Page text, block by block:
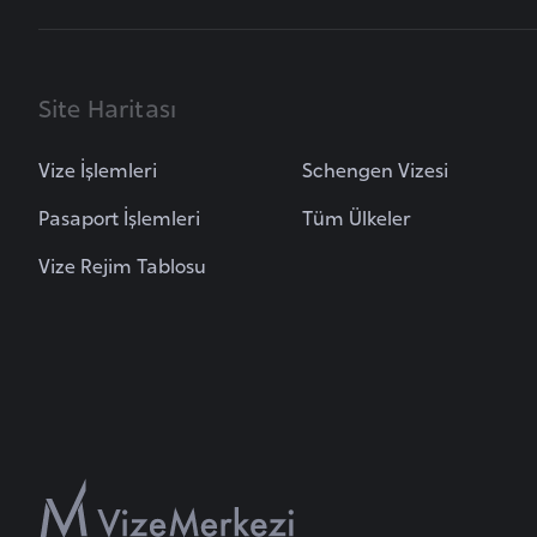
Site Haritası
Vize İşlemleri
Pasaport İşlemleri
Vize Rejim Tablosu
Schengen Vizesi
Tüm Ülkeler
u
i
e
t
i